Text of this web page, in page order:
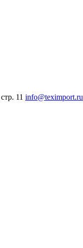
11 info@teximport.ru